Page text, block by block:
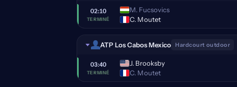
02:10
TERMINÉ
M. Fucsovics
C. Moutet
ATP Los Cabos Mexico Hardcourt outdoor
03:40
TERMINÉ
J. Brooksby
C. Moutet